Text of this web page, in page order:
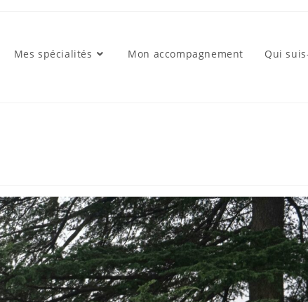
Mes spécialités Mon accompagnement Qui